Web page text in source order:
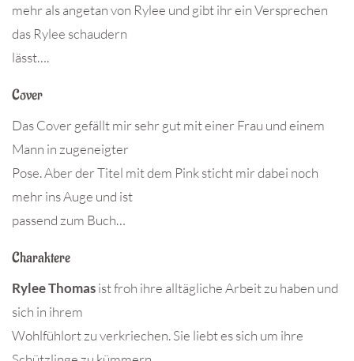
mehr als angetan von Rylee und gibt ihr ein Versprechen
das Rylee schaudern
lässt….
Cover
Das Cover gefällt mir sehr gut mit einer Frau und einem
Mann in zugeneigter
Pose. Aber der Titel mit dem Pink sticht mir dabei noch
mehr ins Auge und ist
passend zum Buch…
Charaktere
Rylee Thomasist froh ihre alltägliche Arbeit zu haben und
sich in ihrem
Wohlfühlort zu verkriechen. Sie liebt es sich um ihre